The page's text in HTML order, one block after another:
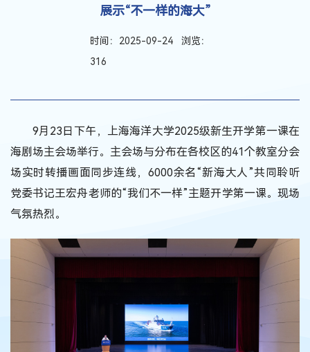
展示“不一样的海大”
时间：2025-09-24 浏览：
316
9月23日下午，上海海洋大学2025级新生开学第一课在
海剧场主会场举行。主会场与分布在各校区的41个教室分会
场实时转播画面同步连线，6000余名“新海大人”共同聆听
党委书记王宏舟老师的“我们不一样”主题开学第一课。现场
气氛热烈。